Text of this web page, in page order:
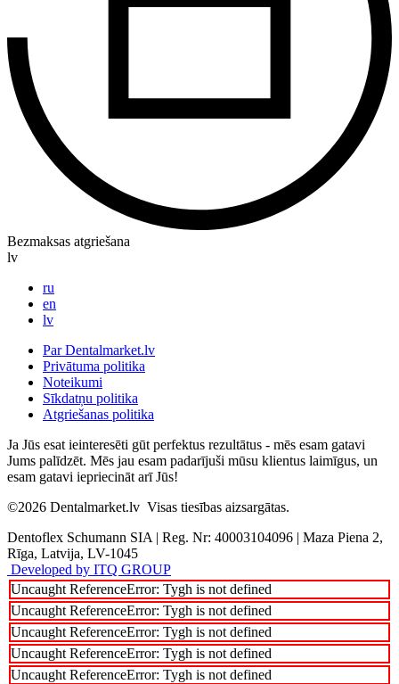
Bezmaksas atgriešana
lv
ru
en
lv
Par Dentalmarket.lv
Privātuma politika
Noteikumi
Sīkdatņu politika
Atgriešanas politika
Ja Jūs esat ieinteresēti gūt perfektus rezultātus - mēs esam gatavi
Jums palīdzēt. Mēs jau esam padarījuši mūsu klientus laimīgus, un
esam gatavi iepriecināt arī Jūs!
©2026 Dentalmarket.lv Visas tiesības aizsargātas.
Dentoflex Schumann SIA | Reg. Nr: 40003104096 | Maza Piena 2,
Rīga, Latvija, LV-1045
Developed by ITQ GROUP
Uncaught ReferenceError: Tygh is not defined
Uncaught ReferenceError: Tygh is not defined
Uncaught ReferenceError: Tygh is not defined
Uncaught ReferenceError: Tygh is not defined
Uncaught ReferenceError: Tygh is not defined